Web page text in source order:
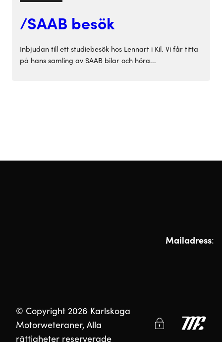
/SAAB besök
Inbjudan till ett studiebesök hos Lennart i Kil. Vi får titta
på hans samling av SAAB bilar och höra...
Mailadress:
© Copyright 2026 Karlskoga
Motorweteraner, Alla
rättigheter reserverade